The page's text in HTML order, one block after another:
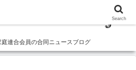
連合会員の合同ニュースブログ
Search